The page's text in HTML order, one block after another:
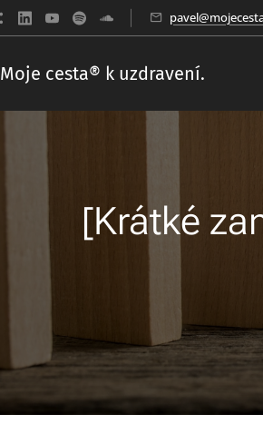
Moje cesta® k uzdravení.
[Krátké